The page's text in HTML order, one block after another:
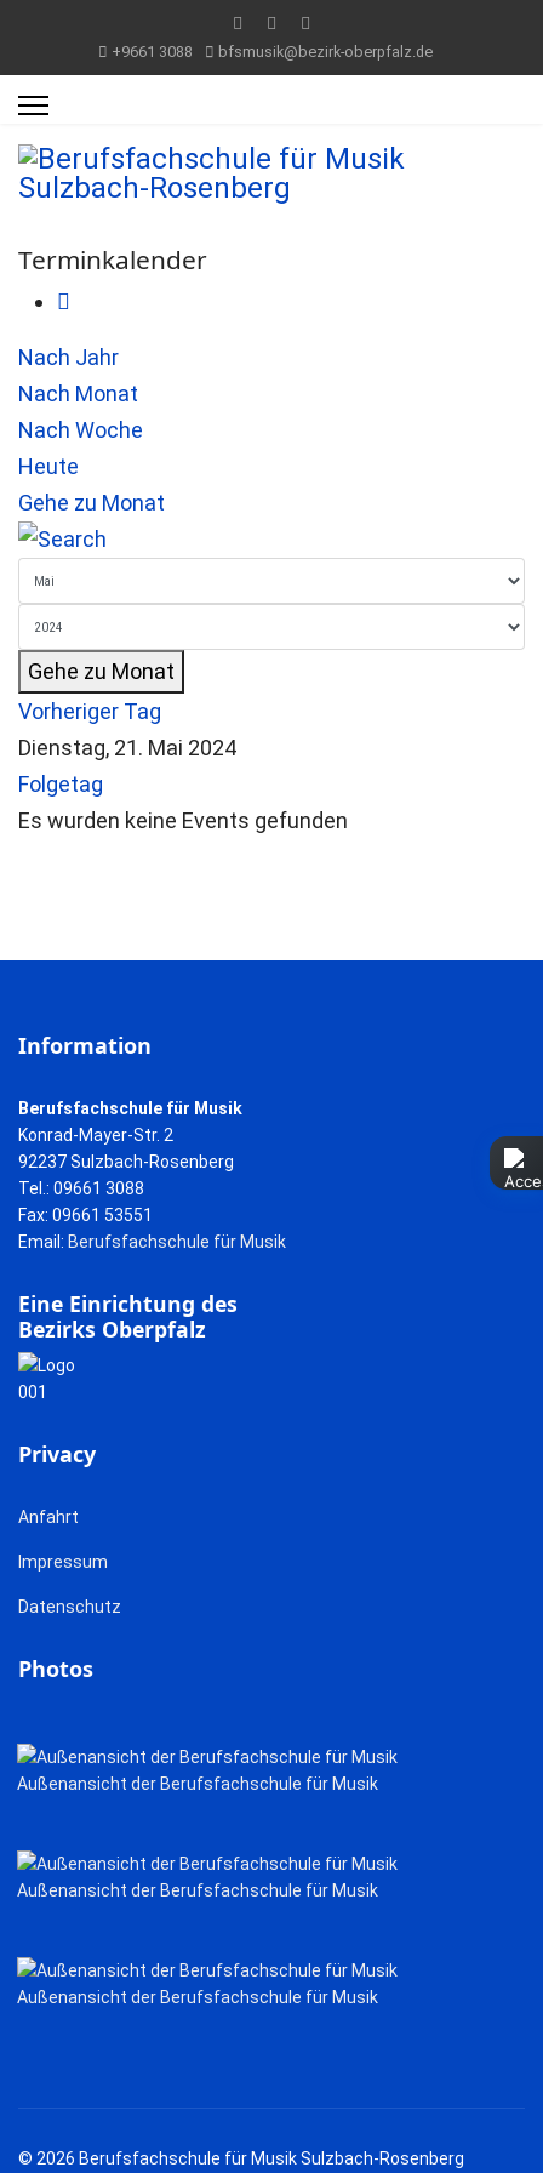
+9661 3088 bfsmusik@bezirk-oberpfalz.de
Terminkalender
Nach Jahr
Nach Monat
Nach Woche
Heute
Gehe zu Monat
Gehe zu Monat
Vorheriger Tag
Dienstag, 21. Mai 2024
Folgetag
Es wurden keine Events gefunden
Information
Berufsfachschule für Musik
Konrad-Mayer-Str. 2
92237 Sulzbach-Rosenberg
Tel.: 09661 3088
Fax: 09661 53551
Email: Berufsfachschule für Musik
Eine Einrichtung des
Bezirks Oberpfalz
Privacy
Anfahrt
Impressum
Datenschutz
Photos
Außenansicht der Berufsfachschule für Musik
Außenansicht der Berufsfachschule für Musik
Außenansicht der Berufsfachschule für Musik
© 2026 Berufsfachschule für Musik Sulzbach-Rosenberg